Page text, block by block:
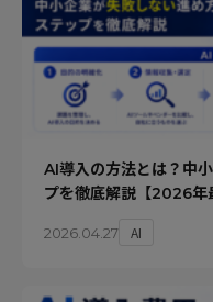
AI導入の方法とは？中
プを徹底解説【2026年
2026.04.27 AI